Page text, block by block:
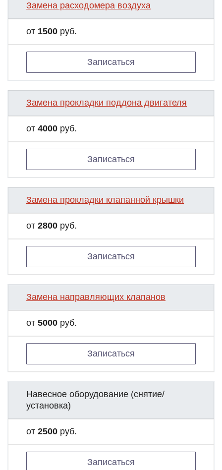
Замена расходомера воздуха
от 1500 руб.
Записаться
Замена прокладки поддона двигателя
от 4000 руб.
Записаться
Замена прокладки клапанной крышки
от 2800 руб.
Записаться
Замена направляющих клапанов
от 5000 руб.
Записаться
Навесное оборудование (снятие/
установка)
от 2500 руб.
Записаться